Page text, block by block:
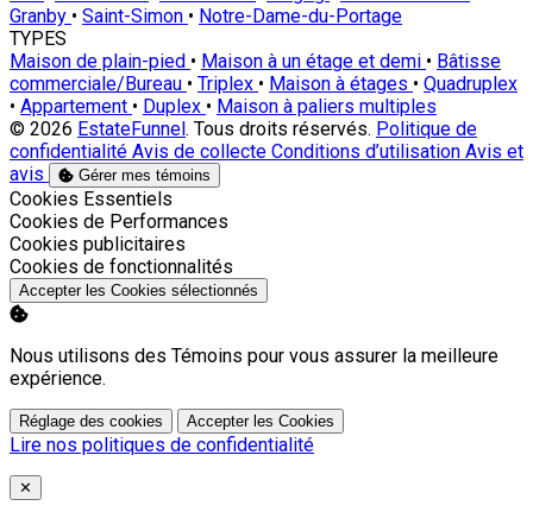
Granby • Saint-Simon • Notre-Dame-du-Portage
TYPES
Maison de plain-pied • Maison à un étage et demi • Bâtisse
commerciale/Bureau • Triplex • Maison à étages • Quadruplex
• Appartement • Duplex • Maison à paliers multiples
© 2026 EstateFunnel . Tous droits réservés. Politique de
confidentialité Avis de collecte Conditions d’utilisation Avis et
avis
Gérer mes témoins
Activer
Cookies Essentiels
Activer
Cookies de Performances
Activer
Cookies publicitaires
Activer
Cookies de fonctionnalités
Accepter les Cookies sélectionnés
Nous utilisons des Témoins pour vous assurer la meilleure
expérience.
Réglage des cookies Accepter les Cookies
Lire nos politiques de confidentialité
Close
✕